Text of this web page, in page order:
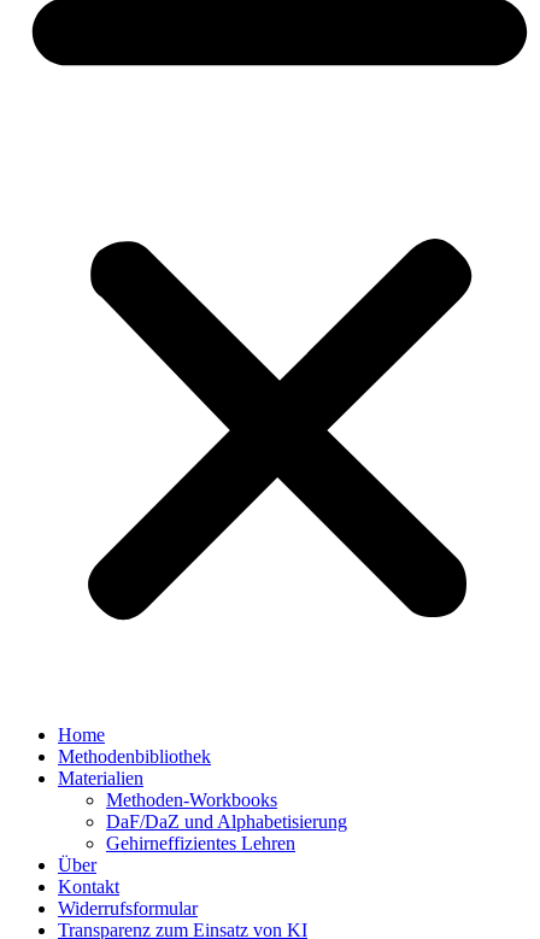
Home
Methodenbibliothek
Materialien
Methoden-Workbooks
DaF/DaZ und Alphabetisierung
Gehirneffizientes Lehren
Über
Kontakt
Widerrufsformular
Transparenz zum Einsatz von KI